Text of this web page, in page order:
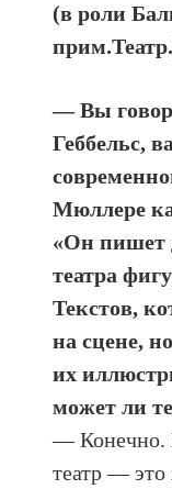
(в роли
— Вы
Геббельс,
Мюллере
«Он пишет
театра
Текстов,
на сцене,
их
может ли
— Конечно.
театр — это